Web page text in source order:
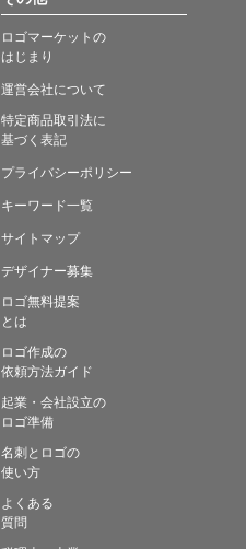
ロゴマーケットの
はじまり
運営会社について
特定商品取引法に
基づく表記
プライバシーポリシー
キーワード一覧
サイトマップ
デザイナー募集
ロゴ無料提案
とは
ロゴ作成の
依頼方法ガイド
起業・会社設立の
ロゴ準備
名刺とロゴの
使い方
よくある
質問